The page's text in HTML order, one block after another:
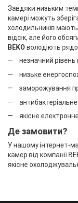
Завдяки низьким
камері можуть
холодильників
відсік, але його
BEKO володіють
незначний рівень
низьке
заморожування
якісне
Де замовити?
У нашому інтернет-
камер від компанії
якісне